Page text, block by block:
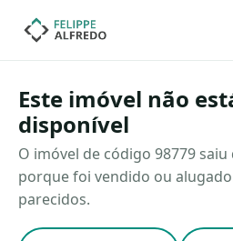
Este imóvel não
disponível
O imóvel de código 98779
porque foi vendido ou
parecidos.